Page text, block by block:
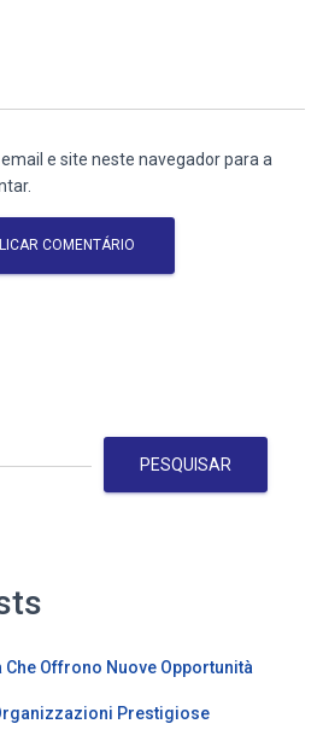
e site neste navegador para a
PESQUISAR
Offrono Nuove Opportunità
Prestigiose